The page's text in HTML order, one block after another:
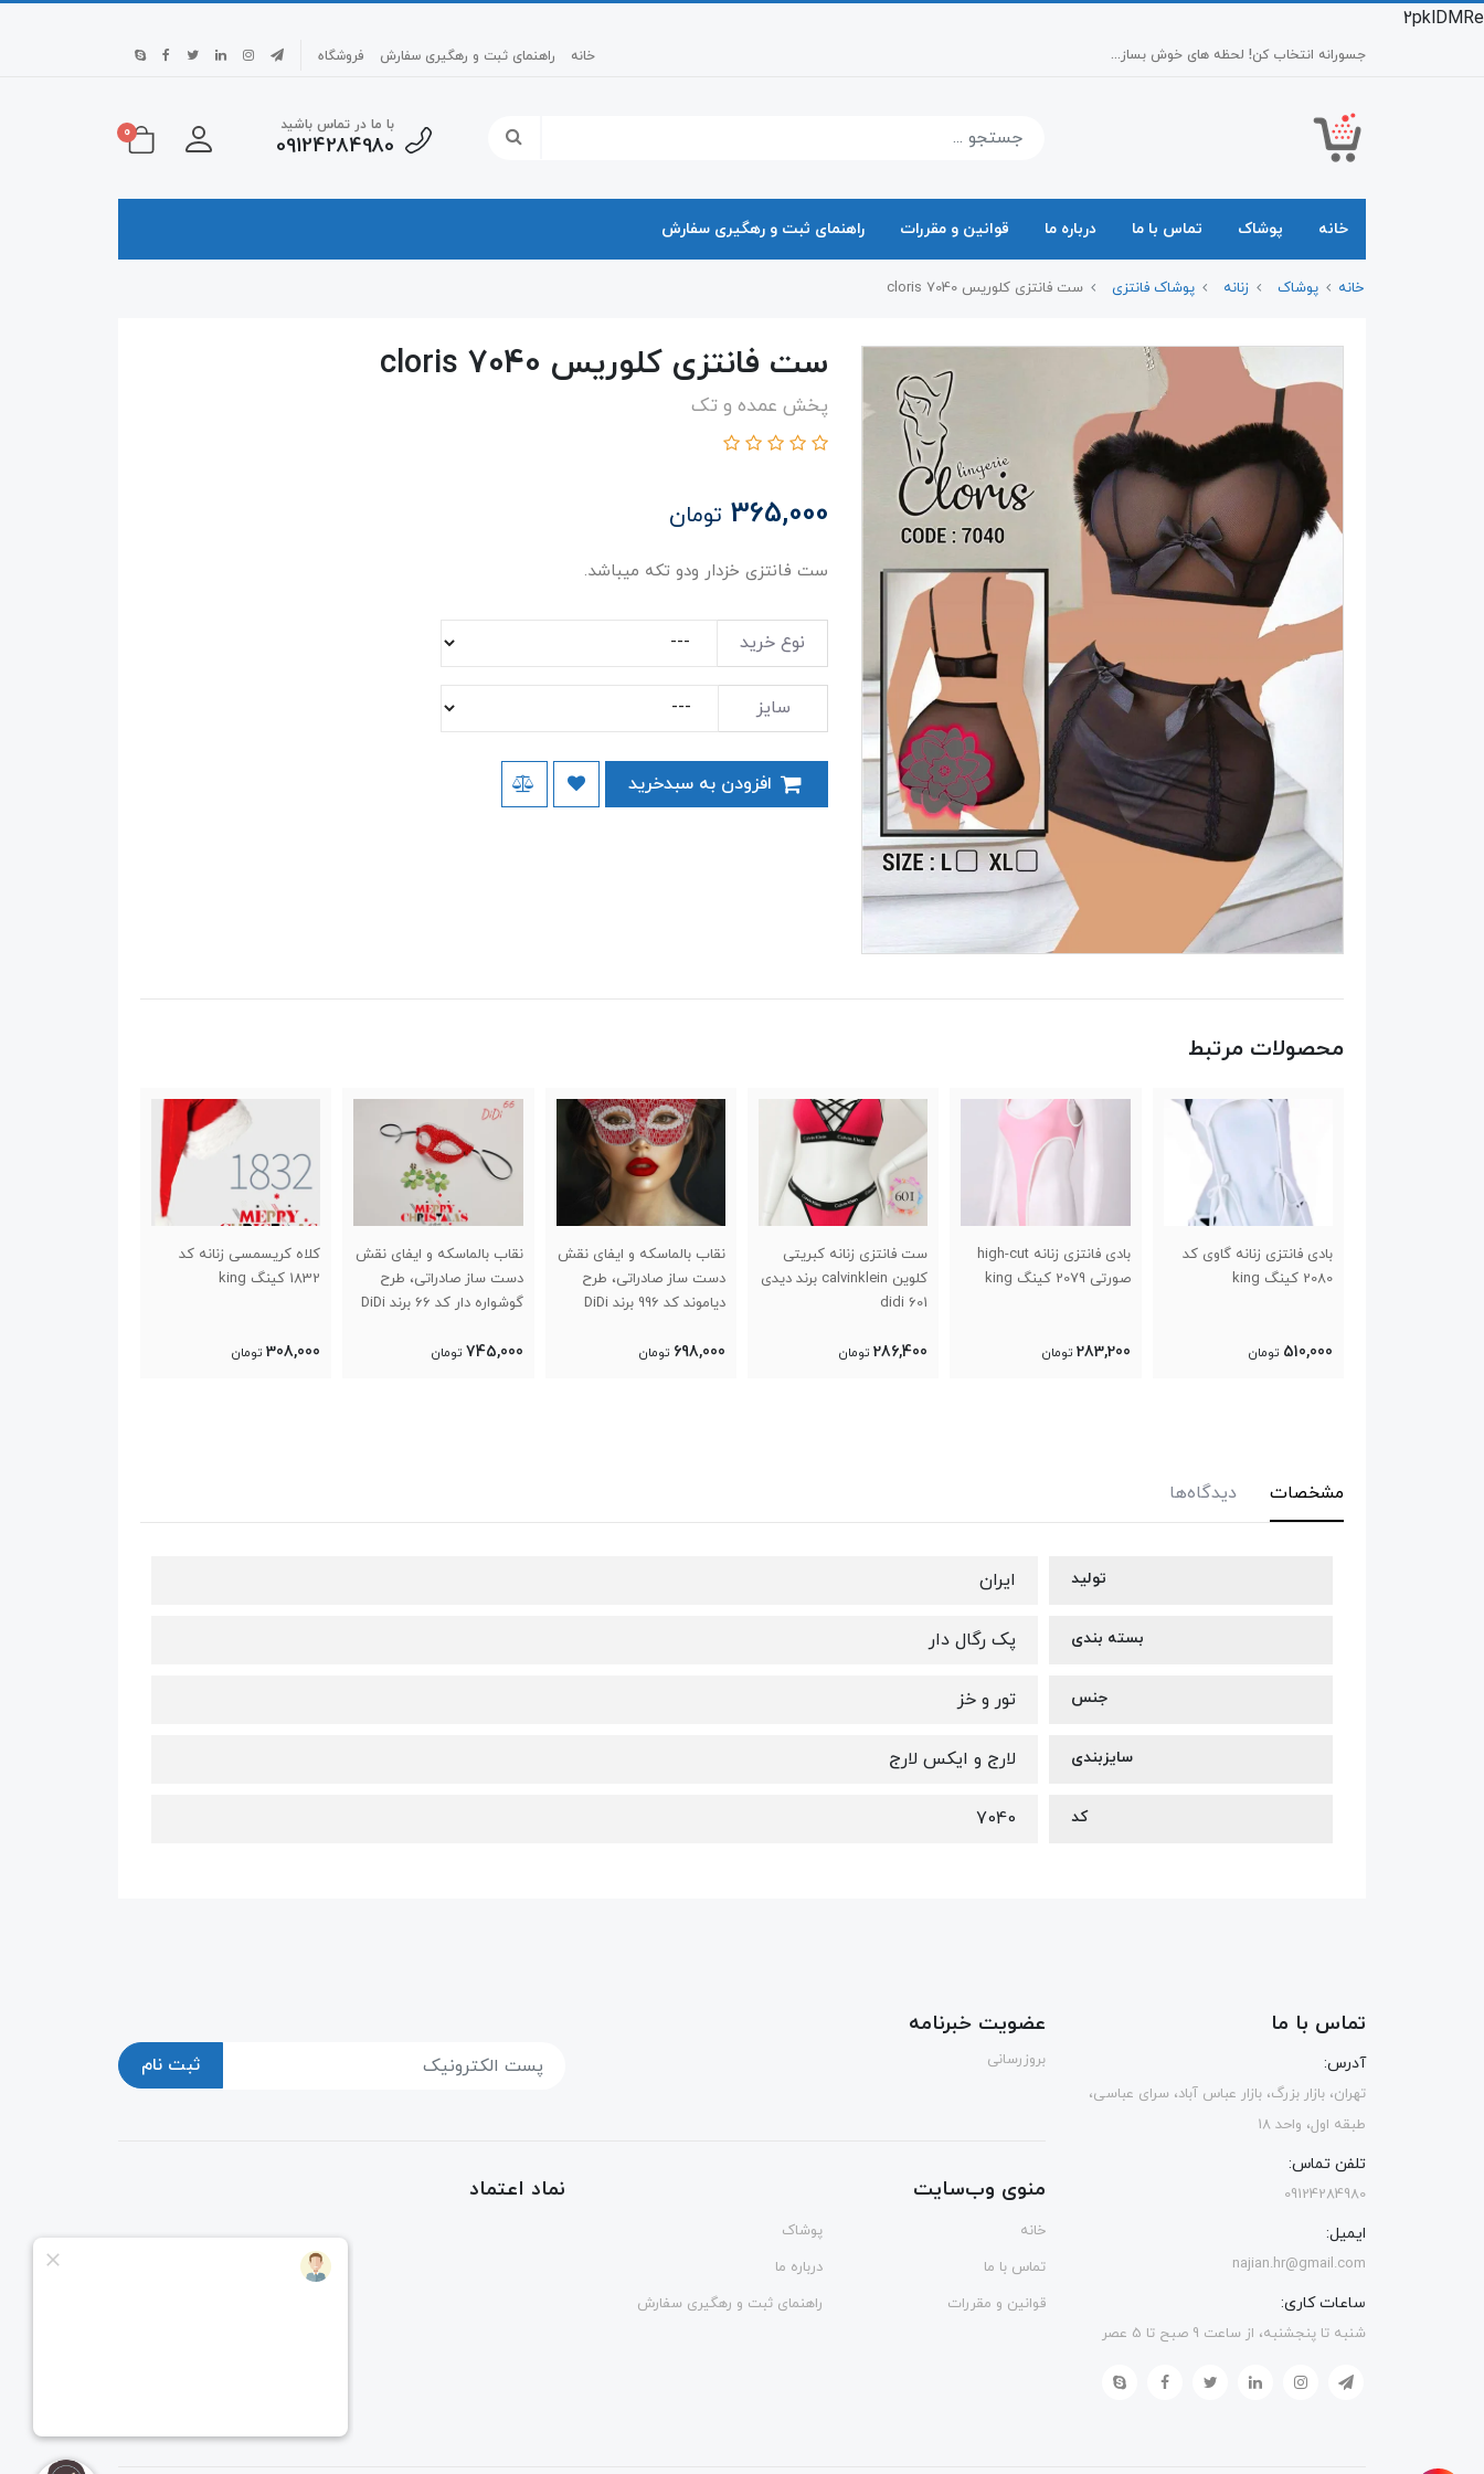
2pklDMRe
جسورانه انتخاب کن! لحظه های خوش بساز... خانه راهنمای ثبت و رهگیری سفارش فروشگاه
با ما در تماس باشید
09124284980
0
خانه پوشاک تماس با ما درباره ما قوانین و مقررات راهنمای ثبت و رهگیری سفارش
خانه پوشاک زنانه پوشاک فانتزی ست فانتزی کلوریس 7040 cloris
ست فانتزی کلوریس 7040 cloris
پخش عمده و تک
365,000 تومان
ست فانتزی خزدار ودو تکه میباشد.
نوع خرید
سایز
محصولات مرتبط
بادی فانتزی زنانه گاوی کد
2080 کینگ king
510,000 تومان
بادی فانتزی زنانه high-cut
صورتی 2079 کینگ king
283,200 تومان
ست فانتزی زنانه کبریتی
کلوین calvinklein برند دیدی
didi 601
286,400 تومان
نقاب بالماسکه و ایفای نقش
دست ساز صادراتی، طرح
دیاموند کد 996 برند DiDi
698,000 تومان
نقاب بالماسکه و ایفای نقش
دست ساز صادراتی، طرح
گوشواره دار کد 66 برند DiDi
745,000 تومان
کلاه کریسمسی زنانه کد
1832 کینگ king
308,000 تومان
مشخصات دیدگاه‌ها
تولید ایران
بسته بندی پک رگال دار
جنس تور و خز
سایزبندی لارج و ایکس لارج
کد 7040
تماس با ما
آدرس:
تهران، بازار بزرگ، بازار عباس آباد، سرای عباسی،
طبقه اول، واحد 18
تلفن تماس:
09124284980
ایمیل:
najian.hr@gmail.com
ساعات کاری:
شنبه تا پنجشنبه، از ساعت 9 صبح تا 5 عصر
عضویت خبرنامه
بروزرسانی ثبت نام
منوی وب‌سایت
خانه
پوشاک
تماس با ما
درباره ما
قوانین و مقررات
راهنمای ثبت و رهگیری سفارش
نماد اعتماد